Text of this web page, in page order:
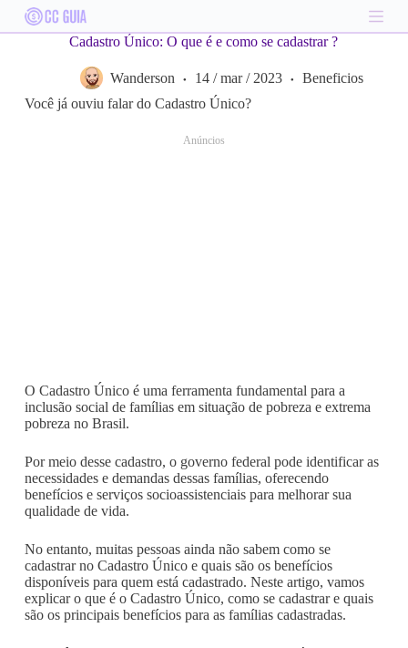
S
k
o
Cadastro Único: O que é e como se cadastrar ?
Wanderson 14 / mar / 2023
Beneficios
Você já ouviu falar do Cadastro Único?
Anúncios
O Cadastro Único é uma ferramenta fundamental para a
inclusão social de famílias em situação de pobreza e extrema
pobreza no Brasil.
Por meio desse cadastro, o governo federal pode identificar as
necessidades e demandas dessas famílias, oferecendo
benefícios e serviços socioassistenciais para melhorar sua
qualidade de vida.
No entanto, muitas pessoas ainda não sabem como se
cadastrar no Cadastro Único e quais são os benefícios
disponíveis para quem está cadastrado. Neste artigo, vamos
explicar o que é o Cadastro Único, como se cadastrar e quais
são os principais benefícios para as famílias cadastradas.